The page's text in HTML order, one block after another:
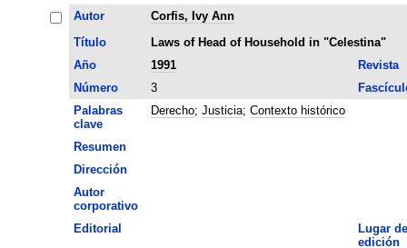
Autor
Corfis, Ivy Ann
Título
Laws of Head of Household in "Celestina"
Año
1991 Revista
Número
3
Palabras
clave
Derecho; Justicia; Contexto histórico
Resumen
Dirección
Autor
corporativo
Editorial
Lugar de
edición